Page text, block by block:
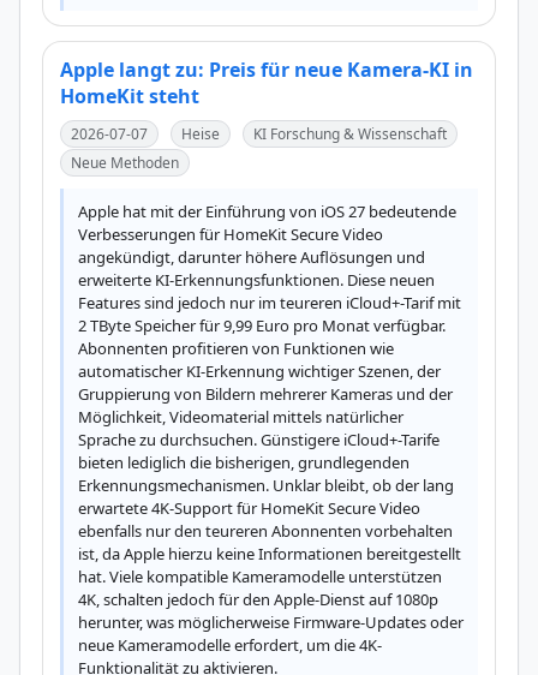
Apple langt zu: Preis für neue Kamera-KI in
HomeKit steht
2026-07-07 Heise
KI Forschung & Wissenschaft
Neue Methoden
Apple hat mit der Einführung von iOS 27 bedeutende
Verbesserungen für HomeKit Secure Video
angekündigt, darunter höhere Auflösungen und
erweiterte KI-Erkennungsfunktionen. Diese neuen
Features sind jedoch nur im teureren iCloud+-Tarif mit
2 TByte Speicher für 9,99 Euro pro Monat verfügbar.
Abonnenten profitieren von Funktionen wie
automatischer KI-Erkennung wichtiger Szenen, der
Gruppierung von Bildern mehrerer Kameras und der
Möglichkeit, Videomaterial mittels natürlicher
Sprache zu durchsuchen. Günstigere iCloud+-Tarife
bieten lediglich die bisherigen, grundlegenden
Erkennungsmechanismen. Unklar bleibt, ob der lang
erwartete 4K-Support für HomeKit Secure Video
ebenfalls nur den teureren Abonnenten vorbehalten
ist, da Apple hierzu keine Informationen bereitgestellt
hat. Viele kompatible Kameramodelle unterstützen
4K, schalten jedoch für den Apple-Dienst auf 1080p
herunter, was möglicherweise Firmware-Updates oder
neue Kameramodelle erfordert, um die 4K-
Funktionalität zu aktivieren.